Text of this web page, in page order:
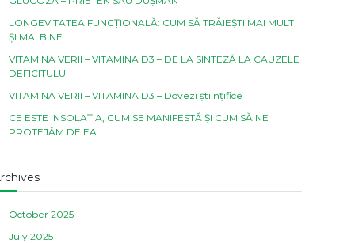
LONGEVITATEA FUNCȚIONALĂ: CUM SĂ TRĂIEȘTI MAI MULT
ȘI MAI BINE
VITAMINA VERII – VITAMINA D3 – DE LA SINTEZĂ LA CAUZELE
DEFICITULUI
VITAMINA VERII – VITAMINA D3 – Dovezi științifice
CE ESTE INSOLAȚIA, CUM SE MANIFESTĂ ȘI CUM SĂ NE
PROTEJĂM DE EA
October 2025
July 2025